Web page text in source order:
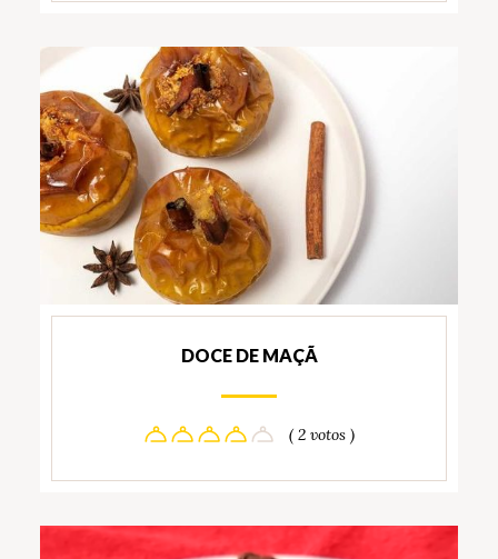
DOCE DE MAÇÃ
( 2 votos )